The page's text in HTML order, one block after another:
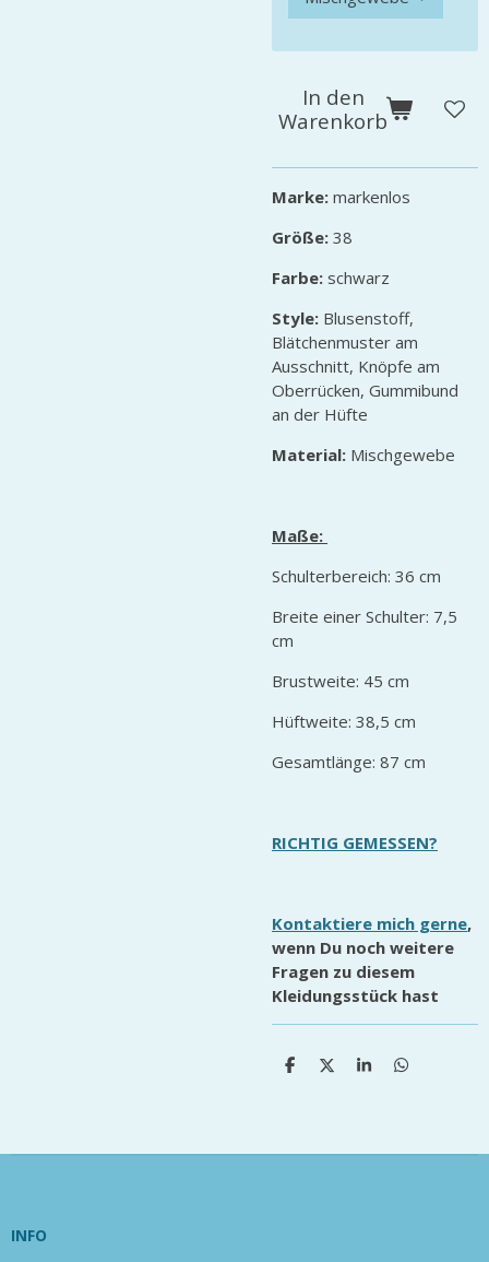
In den
Warenkorb
Marke: markenlos
Größe: 38
Farbe: schwarz
Style: Blusenstoff,
Blätchenmuster am
Ausschnitt, Knöpfe am
Oberrücken, Gummibund
an der Hüfte
Material: Mischgewebe
Maße:
Schulterbereich: 36 cm
Breite einer Schulter: 7,5
cm
Brustweite: 45 cm
Hüftweite: 38,5 cm
Gesamtlänge: 87 cm
RICHTIG GEMESSEN?
Kontaktiere mich gerne,
wenn Du noch weitere
Fragen zu diesem
Kleidungsstück hast
T
n
T
n
T
n
T
n
INFO